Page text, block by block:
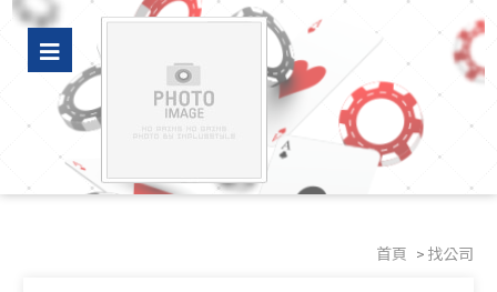
豪好看｜新屋裝潢、老屋翻新專家推薦，水電裝修與冷氣空調設計師精選
首頁 找公司